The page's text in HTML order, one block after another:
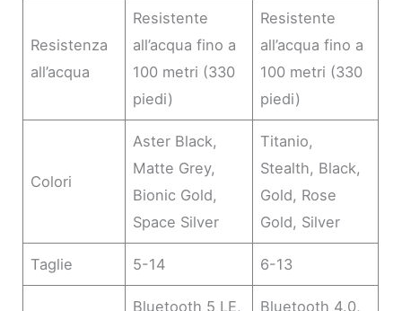
Resistenza
all’acqua
Resistente
all’acqua fino a
100 metri (330
piedi)
Resistente
all’acqua fino a
100 metri (330
piedi)
Colori
Aster Black,
Matte Grey,
Bionic Gold,
Space Silver
Titanio,
Stealth, Black,
Gold, Rose
Gold, Silver
Taglie 5-14 6-13
Bluetooth 5 LE,
Bluetooth 4.0,